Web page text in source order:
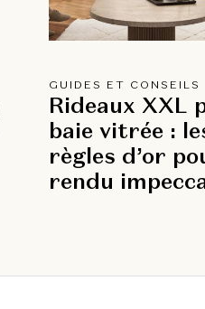
GUIDES ET CONSEILS
Rideaux XXL
baie vitrée :
règles d’or
rendu